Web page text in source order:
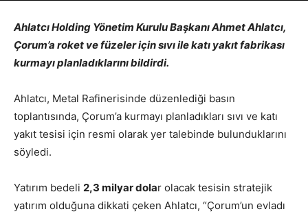
Ahlatcı Holding Yönetim Kurulu Başkanı Ahmet Ahlatcı,
Çorum’a roket ve füzeler için sıvı ile katı yakıt fabrikası
kurmayı planladıklarını bildirdi.
Ahlatcı, Metal Rafinerisinde düzenlediği basın
toplantısında, Çorum’a kurmayı planladıkları sıvı ve katı
yakıt tesisi için resmi olarak yer talebinde bulunduklarını
söyledi.
Yatırım bedeli 2,3 milyar dolar olacak tesisin stratejik
yatırım olduğuna dikkati çeken Ahlatcı, “Çorum’un evladı